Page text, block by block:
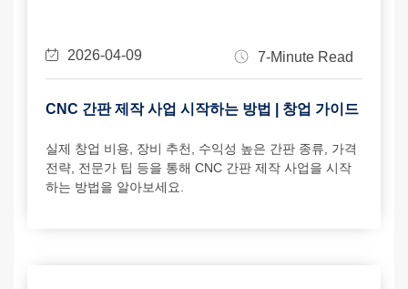
2026-04-09 7-Minute Read
CNC 간판 제작 사업 시작하는 방법 | 창업 가이드
실제 창업 비용, 장비 추천, 수익성 높은 간판 종류, 가격
전략, 전문가 팁 등을 통해 CNC 간판 제작 사업을 시작
하는 방법을 알아보세요.